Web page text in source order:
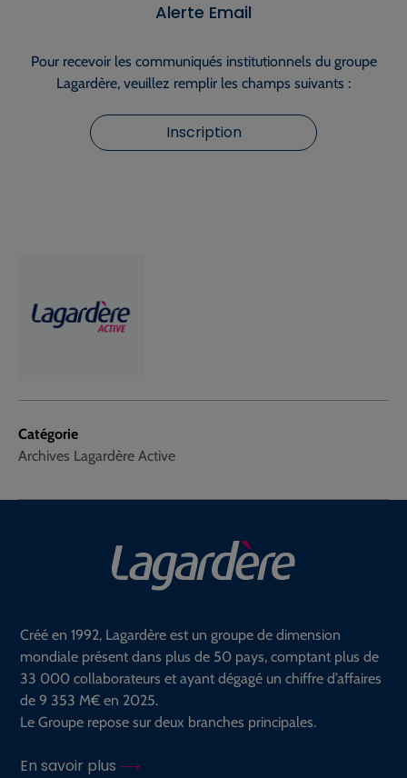
Catégorie
Archives Lagardère Active
Alerte Email
Pour recevoir les communiqués institutionnels du groupe
Lagardère, veuillez remplir les champs suivants :
Inscription
Créé en 1992, Lagardère est un groupe de dimension
mondiale présent dans plus de 50 pays, comptant plus de
33 000 collaborateurs et ayant dégagé un chiffre d’affaires
de 9 353 M€ en 2025.
Le Groupe repose sur deux branches principales.
En savoir plus